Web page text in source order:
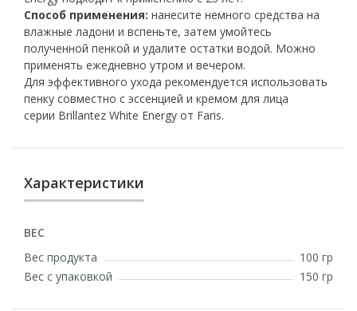
Способ применения: нанесите немного средства на
влажные ладони и вспеньте, затем умойтесь
полученной пенкой и удалите остатки водой. Можно
применять ежедневно утром и вечером.
Для эффективного ухода рекомендуется использовать
пенку совместно с эссенцией и кремом для лица
серии Brillantez White Energy от Faris.
Характеристики
ВЕС
Вес продукта
100 гр
Вес с упаковкой
150 гр